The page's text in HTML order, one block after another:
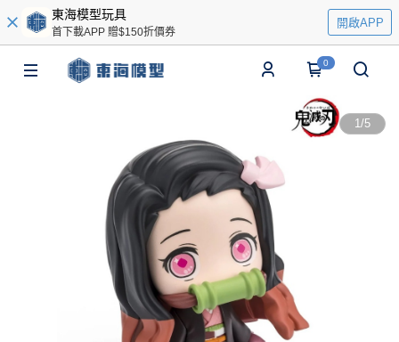
東海模型玩具
首下載APP 贈$150折價券
開啟APP
0
1/5